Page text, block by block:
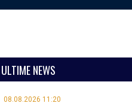
in giallorosso - US Lecce
ULTIME NEWS
08.08.2026 11:20